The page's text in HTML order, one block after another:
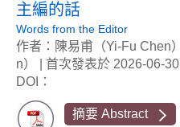
主編的話
Words from the Editor
作者：陳易甫（Yi-Fu Chen
n） | 首次發表於 2026-06-30
DOI：
摘要 Abstract